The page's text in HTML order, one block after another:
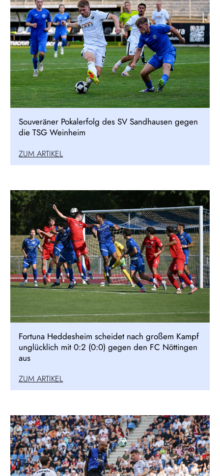
Souveräner Pokalerfolg des SV Sandhausen gegen
die TSG Weinheim
ZUM ARTIKEL
Fortuna Heddesheim scheidet nach großem Kampf
unglücklich mit 0:2 (0:0) gegen den FC Nöttingen
aus
ZUM ARTIKEL